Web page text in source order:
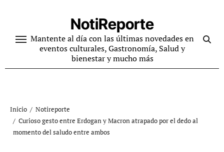
contenido
NotiReporte
Mantente al día con las últimas novedades en
eventos culturales, Gastronomía, Salud y
bienestar y mucho más
Inicio
Notireporte
Curioso gesto entre Erdogan y Macron atrapado por el dedo al
momento del saludo entre ambos